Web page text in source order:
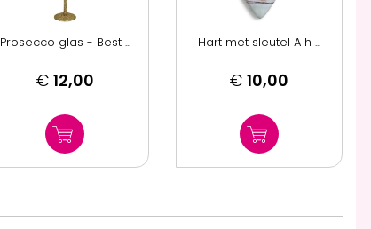
Prosecco glas - Best ...
€ 12,00
Hart met sleutel A h ...
€ 10,00